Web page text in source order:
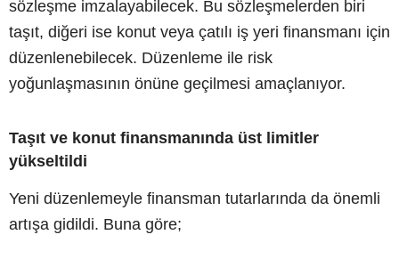
sözleşme imzalayabilecek. Bu sözleşmelerden biri
taşıt, diğeri ise konut veya çatılı iş yeri finansmanı için
düzenlenebilecek. Düzenleme ile risk
yoğunlaşmasının önüne geçilmesi amaçlanıyor.
Taşıt ve konut finansmanında üst limitler
yükseltildi
Yeni düzenlemeyle finansman tutarlarında da önemli
artışa gidildi. Buna göre;